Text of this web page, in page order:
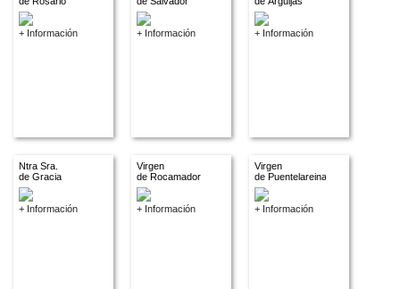
+ Información + Información + Información
Ntra Sra.
de Gracia
+ Información
Virgen
de Rocamador
+ Información
Virgen
de Puentelareina
+ Información